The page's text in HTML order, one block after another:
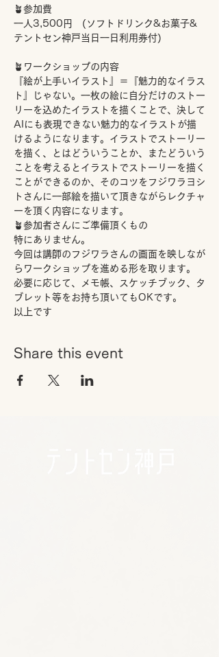
🪴参加費
一人3,500円　(ソフトドリンク&お菓子&
テントセン神戸当日一日利用券付)
🪴ワークショップの内容
『絵が上手いイラスト』＝『魅力的なイラス
ト』じゃない。一枚の絵に自分だけのストー
リーを込めたイラストを描くことで、決して
AIにも表現できない魅力的なイラストが描
けるようになります。イラストでストーリー
を描く、とはどういうことか、またどういう
ことを考えるとイラストでストーリーを描く
ことができるのか、そのコツをフジワラヨシ
トさんに一部絵を描いて頂きながらレクチャ
ーを頂く内容になります。
🪴参加者さんにご準備頂くもの
特にありません。
今回は講師のフジワラさんの画面を映しなが
らワークショップを進める形を取ります。
必要に応じて、メモ帳、スケッチブック、タ
ブレット等をお持ち頂いてもOKです。
以上です
Share this event